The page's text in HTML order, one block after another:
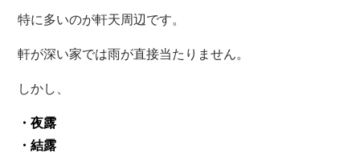
特に多いのが軒天周辺です。
軒が深い家では雨が直接当たりません。
しかし、
・夜露
・結露